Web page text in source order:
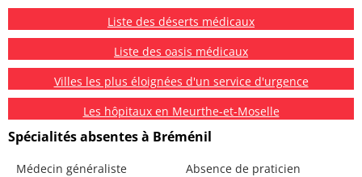
Liste des déserts médicaux
Liste des oasis médicaux
Villes les plus éloignées d'un service d'urgence
Les hôpitaux en Meurthe-et-Moselle
Spécialités absentes à Bréménil
Médecin généraliste Absence de praticien